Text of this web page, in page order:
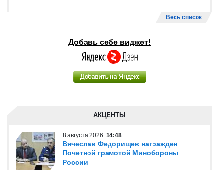
Весь список
Добавь себе виджет!
АКЦЕНТЫ
8 августа 2026 14:48
Вячеслав Федорищев награжден
Почетной грамотой Минобороны
России